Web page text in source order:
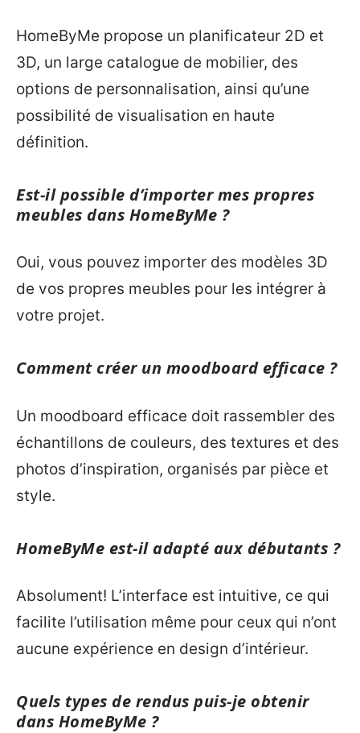
HomeByMe propose un planificateur 2D et
3D, un large catalogue de mobilier, des
options de personnalisation, ainsi qu’une
possibilité de visualisation en haute
définition.
Est-il possible d’importer mes propres
meubles dans HomeByMe ?
Oui, vous pouvez importer des modèles 3D
de vos propres meubles pour les intégrer à
votre projet.
Comment créer un moodboard efficace ?
Un moodboard efficace doit rassembler des
échantillons de couleurs, des textures et des
photos d’inspiration, organisés par pièce et
style.
HomeByMe est-il adapté aux débutants ?
Absolument! L’interface est intuitive, ce qui
facilite l’utilisation même pour ceux qui n’ont
aucune expérience en design d’intérieur.
Quels types de rendus puis-je obtenir
dans HomeByMe ?